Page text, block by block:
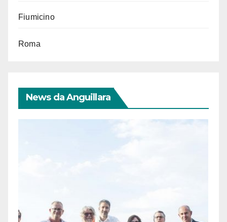
Fiumicino
Roma
News da Anguillara